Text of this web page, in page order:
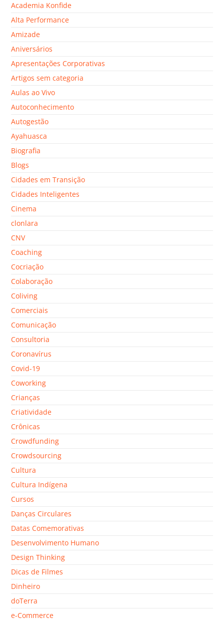
Academia Konfide
Alta Performance
Amizade
Aniversários
Apresentações Corporativas
Artigos sem categoria
Aulas ao Vivo
Autoconhecimento
Autogestão
Ayahuasca
Biografia
Blogs
Cidades em Transição
Cidades Inteligentes
Cinema
clonlara
CNV
Coaching
Cocriação
Colaboração
Coliving
Comerciais
Comunicação
Consultoria
Coronavírus
Covid-19
Coworking
Crianças
Criatividade
Crônicas
Crowdfunding
Crowdsourcing
Cultura
Cultura Indígena
Cursos
Danças Circulares
Datas Comemorativas
Desenvolvimento Humano
Design Thinking
Dicas de Filmes
Dinheiro
doTerra
e-Commerce